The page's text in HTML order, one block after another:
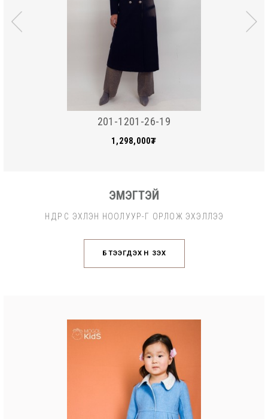
201-1201-26-19
1,298,000₮
ЭМЭГТЭЙ
ӨНӨӨДРӨӨС ЭХЛЭН НООЛУУР-Г ОРЛОЖ ЭХЭЛЛЭЭ
БҮТЭЭГДЭХҮҮН ҮЗЭХ